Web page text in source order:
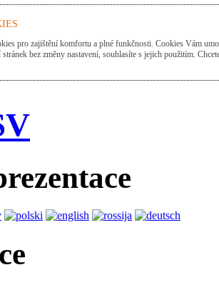
pro zajištění komfortu a plné funkčnosti. Cookies Vám
bez změny nastavení, souhlasíte s jejich použitím.